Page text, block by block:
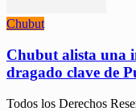
Chubut
Chubut alista una
dragado clave de
Todos los Derechos